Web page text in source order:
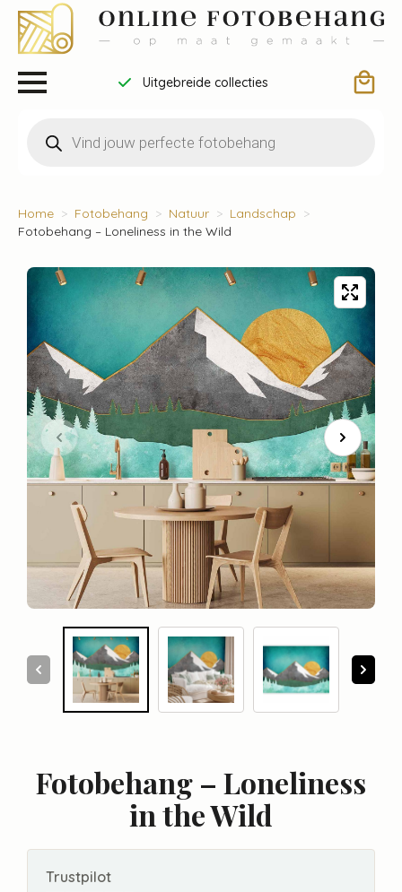
Uitgebreide collecties
zoeken
Home Fotobehang Natuur
Landschap
Fotobehang – Loneliness in the Wild
Fotobehang – Loneliness
in the Wild
Trustpilot